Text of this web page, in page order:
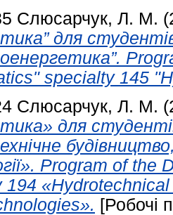
Слюсарчук, Л. М.
для
specialty 145
Слюсарчук, Л. М.
для
Program of the
194
[Робочі